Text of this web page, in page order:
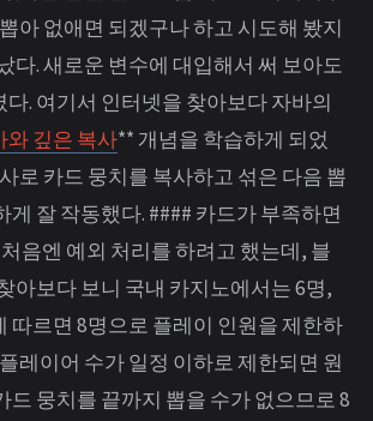
아 없애면 되겠구나 하고 시도해 봤지
다. 새로운 변수에 대입해서 써 보아도
. 여기서 인터넷을 찾아보다 자바의
와 깊은 복사** 개념을 학습하게 되었
로 카드 뭉치를 복사하고 섞은 다음 뽑
게 잘 작동했다. #### 카드가 부족하면
음엔 예외 처리를 하려고 했는데, 블
아보다 보니 국내 카지노에서는 6명,
따르면 8명으로 플레이 인원을 제한하
레이어 수가 일정 이하로 제한되면 원
드 뭉치를 끝까지 뽑을 수가 없으므로 8